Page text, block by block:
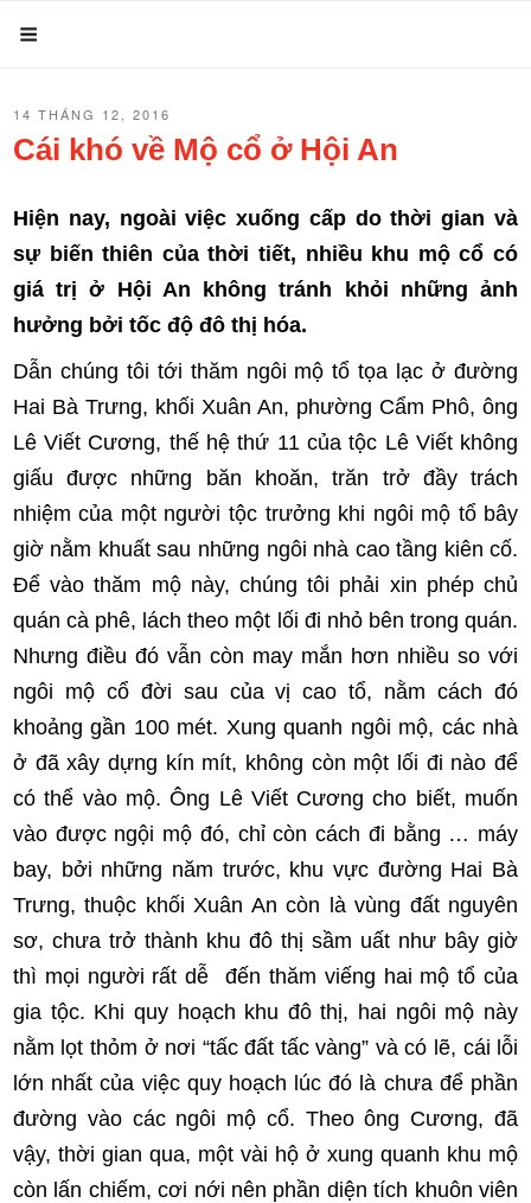
đến
nội
dung
ĐĂNG
TRONG
14 THÁNG 12, 2016
Cái khó về Mộ cổ ở Hội An
Hiện nay, ngoài việc xuống cấp do thời gian và
sự biến thiên của thời tiết, nhiều khu mộ cổ có
giá trị ở Hội An không tránh khỏi những ảnh
hưởng bởi tốc độ đô thị hóa.
Dẫn chúng tôi tới thăm ngôi mộ tổ tọa lạc ở đường
Hai Bà Trưng, khối Xuân An, phường Cẩm Phô, ông
Lê Viết Cương, thế hệ thứ 11 của tộc Lê Viết không
giấu được những băn khoăn, trăn trở đầy trách
nhiệm của một người tộc trưởng khi ngôi mộ tổ bây
giờ nằm khuất sau những ngôi nhà cao tầng kiên cố.
Để vào thăm mộ này, chúng tôi phải xin phép chủ
quán cà phê, lách theo một lối đi nhỏ bên trong quán.
Nhưng điều đó vẫn còn may mắn hơn nhiều so với
ngôi mộ cổ đời sau của vị cao tổ, nằm cách đó
khoảng gần 100 mét. Xung quanh ngôi mộ, các nhà
ở đã xây dựng kín mít, không còn một lối đi nào để
có thể vào mộ. Ông Lê Viết Cương cho biết, muốn
vào được ngội mộ đó, chỉ còn cách đi bằng … máy
bay, bởi những năm trước, khu vực đường Hai Bà
Trưng, thuộc khối Xuân An còn là vùng đất nguyên
sơ, chưa trở thành khu đô thị sầm uất như bây giờ
thì mọi người rất dễ đến thăm viếng hai mộ tổ của
gia tộc. Khi quy hoạch khu đô thị, hai ngôi mộ này
nằm lọt thỏm ở nơi “tấc đất tấc vàng” và có lẽ, cái lỗi
lớn nhất của việc quy hoạch lúc đó là chưa để phần
đường vào các ngôi mộ cổ. Theo ông Cương, đã
vậy, thời gian qua, một vài hộ ở xung quanh khu mộ
còn lấn chiếm, cơi nới nên phần diện tích khuôn viên